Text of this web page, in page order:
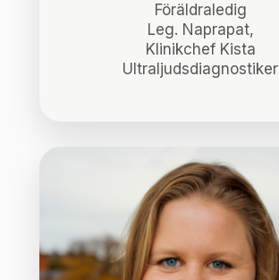
Föräldraledig
Leg. Naprapat,
Klinikchef Kista
Ultraljudsdiagnostiker